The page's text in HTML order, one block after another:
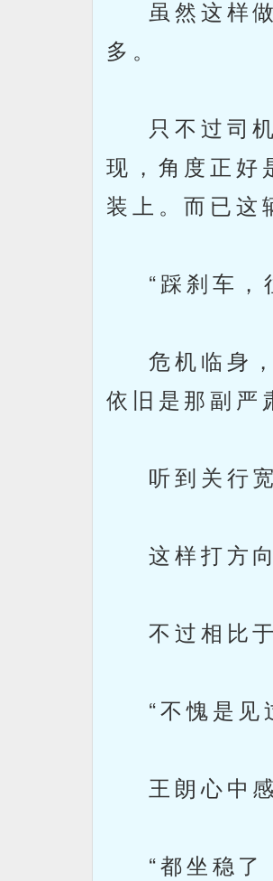
虽然这样做
多。
只不过司机
现，角度正好
装上。而已这
“踩刹车，
危机临身，
依旧是那副严
听到关行宽
这样打方向
不过相比于
“不愧是见
王朗心中感
“都坐稳了